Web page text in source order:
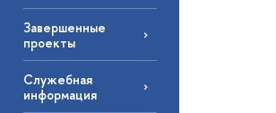
Завершенные
проекты
Служебная
информация